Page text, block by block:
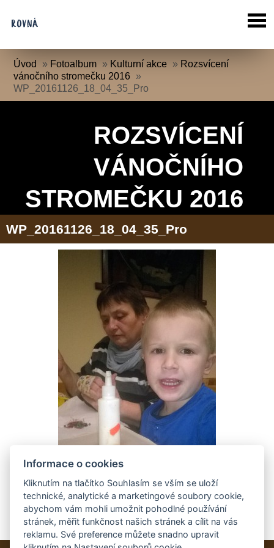
Úvod » Fotoalbum » Kulturní akce » Rozsvícení
vánočního stromečku 2016 »
WP_20161126_18_04_35_Pro
ROZSVÍCENÍ
VÁNOČNÍHO
STROMEČKU 2016
WP_20161126_18_04_35_Pro
Informace o cookies
Kliknutím na tlačítko Souhlasím se vším se uloží
technické, analytické a marketingové soubory cookie,
abychom vám mohli umožnit pohodlné používání
stránek, měřit funkčnost našich stránek a cílit na vás
reklamu. Své preference můžete snadno upravit